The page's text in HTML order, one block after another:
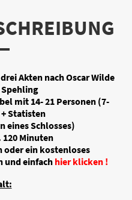
Akten nach Oscar Wilde
mit 14- 21 Personen (7-
Statisten
eines Schlosses)
120 Minuten
oder ein kostenloses
und einfachhier klicken !